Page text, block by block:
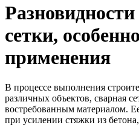
сетки,
применения
В процессе выполнения
различных объектов, сварная
востребованным материалом.
при усилении стяжки из